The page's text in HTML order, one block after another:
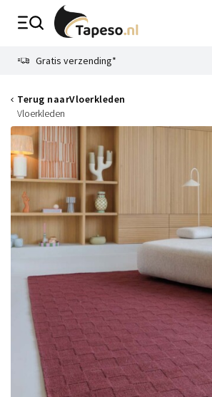
Gratis verzending*
Terug naarVloerkleden
Vloerkleden